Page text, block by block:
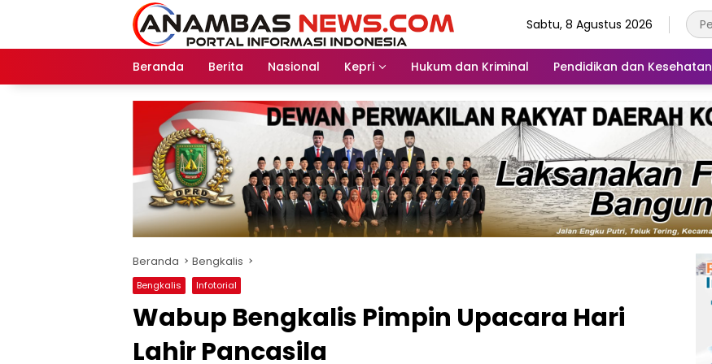
Sabtu, 8 Agustus 2026
Beranda Berita Nasional Kepri Hukum dan Kriminal Pendidikan dan Kesehatan
Beranda Bengkalis
Bengkalis Infotorial
Wabup Bengkalis Pimpin Upacara Hari
Lahir Pancasila